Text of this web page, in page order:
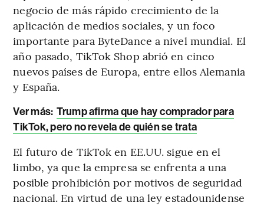
negocio de más rápido crecimiento de la
aplicación de medios sociales, y un foco
importante para ByteDance a nivel mundial. El
año pasado, TikTok Shop abrió en cinco
nuevos países de Europa, entre ellos Alemania
y España.
Ver más: Trump afirma que hay comprador para
TikTok, pero no revela de quién se trata
El futuro de TikTok en EE.UU. sigue en el
limbo, ya que la empresa se enfrenta a una
posible prohibición por motivos de seguridad
nacional. En virtud de una ley estadounidense